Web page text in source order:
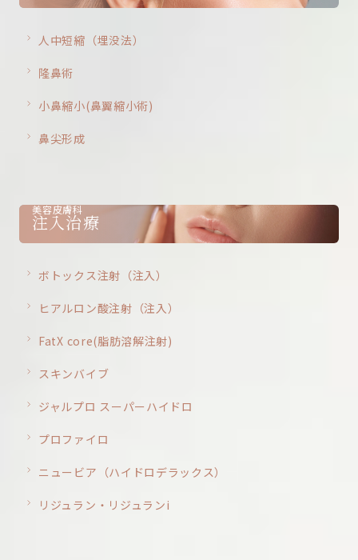
人中短縮（埋没法）
隆鼻術
小鼻縮小(鼻翼縮小術)
鼻尖形成
美容皮膚科
注入治療
ボトックス注射（注入）
ヒアルロン酸注射（注入）
FatX core(脂肪溶解注射)
スキンバイブ
ジャルプロ スーパーハイドロ
プロファイロ
ニュービア（ハイドロデラックス）
リジュラン・リジュランi